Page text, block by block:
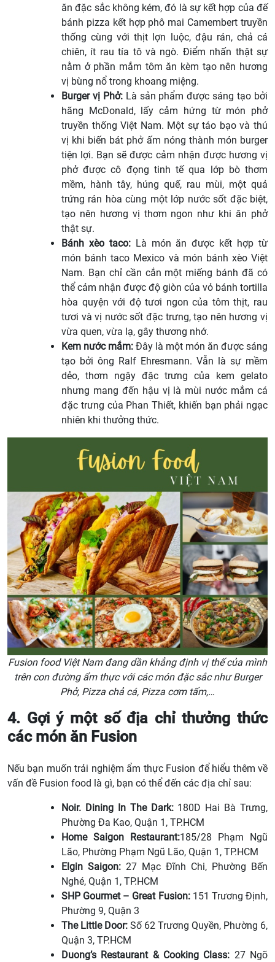
ăn đặc sắc không kém, đó là sự kết hợp của đế
bánh pizza kết hợp phô mai Camembert truyền
thống cùng với thịt lợn luộc, đậu rán, chả cá
chiên, ít rau tía tô và ngò. Điểm nhấn thật sự
nằm ở phần mắm tôm ăn kèm tạo nên hương
vị bùng nổ trong khoang miệng.
Burger vị Phở:Là sản phẩm được sáng tạo bởi
hãng McDonald, lấy cảm hứng từ món phở
truyền thống Việt Nam. Một sự táo bạo và thú
vị khi biến bát phở ấm nóng thành món burger
tiện lợi. Bạn sẽ được cảm nhận được hương vị
phở được cô đọng tinh tế qua lớp bò thơm
mềm, hành tây, húng quế, rau mùi, một quả
trứng rán hòa cùng một lớp nước sốt đặc biệt,
tạo nên hương vị thơm ngon như khi ăn phở
thật sự.
Bánh xèo taco: Là món ăn được kết hợp từ
món bánh taco Mexico và món bánh xèo Việt
Nam. Bạn chỉ cần cắn một miếng bánh đã có
thể cảm nhận được độ giòn của vỏ bánh tortilla
hòa quyện với độ tươi ngon của tôm thịt, rau
tươi và vị nước sốt đặc trưng, tạo nên hương vị
vừa quen, vừa lạ, gây thương nhớ.
Kem nước mắm: Đây là một món ăn được sáng
tạo bởi ông Ralf Ehresmann. Vẫn là sự mềm
dẻo, thơm ngậy đặc trưng của kem gelato
nhưng mang đến hậu vị là mùi nước mắm cá
đặc trưng của Phan Thiết, khiến bạn phải ngạc
nhiên khi thưởng thức.
Fusion food Việt Nam đang dần khẳng định vị thế của mình
trên con đường ẩm thực với các món đặc sắc như Burger
Phở, Pizza chả cá, Pizza cơm tấm,…
4. Gợi ý một số địa chỉ thưởng thức
các món ăn Fusion
Nếu bạn muốn trải nghiệm ẩm thực Fusion để hiểu thêm về
vấn đề Fusion food là gì, bạn có thể đến các địa chỉ sau:
Noir. Dining In The Dark: 180D Hai Bà Trưng,
Phường Đa Kao, Quận 1, TP.HCM
Home Saigon Restaurant:185/28 Phạm Ngũ
Lão, Phường Phạm Ngũ Lão, Quận 1, TP.HCM
Elgin Saigon: 27 Mạc Đĩnh Chi, Phường Bến
Nghé, Quận 1, TP.HCM
SHP Gourmet – Great Fusion:151 Trương Định,
Phường 9, Quận 3
The Little Door: Số 62 Trương Quyền, Phường 6,
Quận 3, TP.HCM
Duong’s Restaurant & Cooking Class: 27 Ngõ